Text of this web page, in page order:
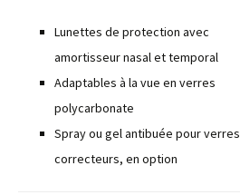
Lunettes de protection avec
amortisseur nasal et temporal
Adaptables à la vue en verres
polycarbonate
Spray ou gel antibuée pour verres
correcteurs, en option